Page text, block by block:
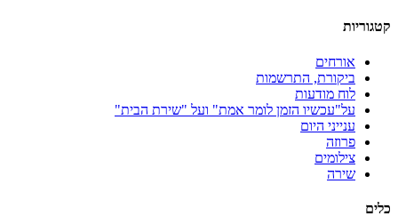
קטגוריות
אורחים
ביקורת, התרשמות
לוח מודעות
על"עכשיו הזמן לומר אמת" ועל "שירת הבית"
ענייני היום
פרוזה
צילומים
שירה
כלים